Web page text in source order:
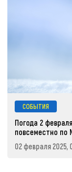
СОБЫТИЯ
Погода 2
повсеместно по
02 февраля 2025,